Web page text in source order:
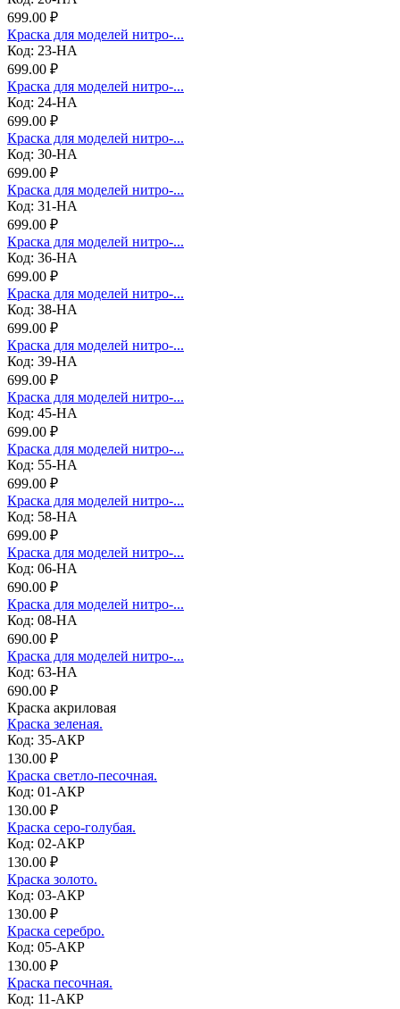
699.00 ₽
Краска для моделей нитро-...
Код: 23-НА
699.00 ₽
Краска для моделей нитро-...
Код: 24-НА
699.00 ₽
Краска для моделей нитро-...
Код: 30-НА
699.00 ₽
Краска для моделей нитро-...
Код: 31-НА
699.00 ₽
Краска для моделей нитро-...
Код: 36-НА
699.00 ₽
Краска для моделей нитро-...
Код: 38-НА
699.00 ₽
Краска для моделей нитро-...
Код: 39-НА
699.00 ₽
Краска для моделей нитро-...
Код: 45-НА
699.00 ₽
Краска для моделей нитро-...
Код: 55-НА
699.00 ₽
Краска для моделей нитро-...
Код: 58-НА
699.00 ₽
Краска для моделей нитро-...
Код: 06-НА
690.00 ₽
Краска для моделей нитро-...
Код: 08-НА
690.00 ₽
Краска для моделей нитро-...
Код: 63-НА
690.00 ₽
Краска акриловая
Краска зеленая.
Код: 35-АКР
130.00 ₽
Краска светло-песочная.
Код: 01-АКР
130.00 ₽
Краска серо-голубая.
Код: 02-АКР
130.00 ₽
Краска золото.
Код: 03-АКР
130.00 ₽
Краска серебро.
Код: 05-АКР
130.00 ₽
Краска песочная.
Код: 11-АКР